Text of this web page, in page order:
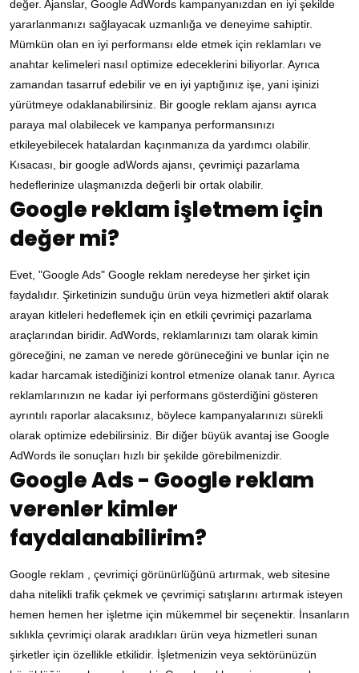
değer. Ajanslar, Google AdWords kampanyanızdan en iyi şekilde
yararlanmanızı sağlayacak uzmanlığa ve deneyime sahiptir.
Mümkün olan en iyi performansı elde etmek için reklamları ve
anahtar kelimeleri nasıl optimize edeceklerini biliyorlar. Ayrıca
zamandan tasarruf edebilir ve en iyi yaptığınız işe, yani işinizi
yürütmeye odaklanabilirsiniz. Bir google reklam ajansı ayrıca
paraya mal olabilecek ve kampanya performansınızı
etkileyebilecek hatalardan kaçınmanıza da yardımcı olabilir.
Kısacası, bir google adWords ajansı, çevrimiçi pazarlama
hedeflerinize ulaşmanızda değerli bir ortak olabilir.
Google reklam işletmem için
değer mi?
Evet, "Google Ads" Google reklam neredeyse her şirket için
faydalıdır. Şirketinizin sunduğu ürün veya hizmetleri aktif olarak
arayan kitleleri hedeflemek için en etkili çevrimiçi pazarlama
araçlarından biridir. AdWords, reklamlarınızı tam olarak kimin
göreceğini, ne zaman ve nerede görüneceğini ve bunlar için ne
kadar harcamak istediğinizi kontrol etmenize olanak tanır. Ayrıca
reklamlarınızın ne kadar iyi performans gösterdiğini gösteren
ayrıntılı raporlar alacaksınız, böylece kampanyalarınızı sürekli
olarak optimize edebilirsiniz. Bir diğer büyük avantaj ise Google
AdWords ile sonuçları hızlı bir şekilde görebilmenizdir.
Google Ads - Google reklam
verenler kimler
faydalanabilirim?
Google reklam , çevrimiçi görünürlüğünü artırmak, web sitesine
daha nitelikli trafik çekmek ve çevrimiçi satışlarını artırmak isteyen
hemen hemen her işletme için mükemmel bir seçenektir. İnsanların
sıklıkla çevrimiçi olarak aradıkları ürün veya hizmetleri sunan
şirketler için özellikle etkilidir. İşletmenizin veya sektörünüzün